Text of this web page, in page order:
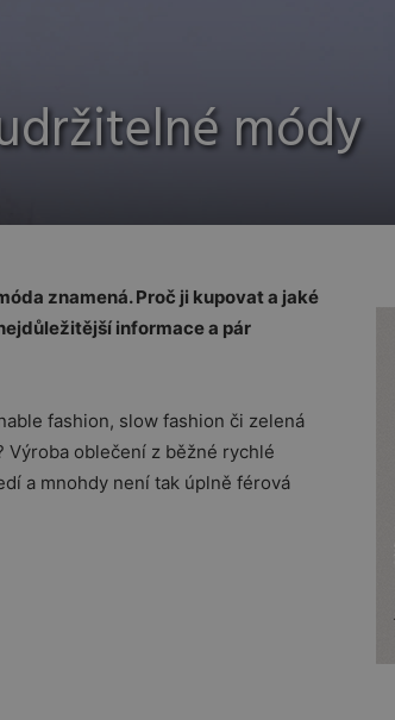
módy
znamená. Proč ji kupovat a jaké
informace a pár
fashion, slow fashion či zelená
Výroba oblečení z běžné rychlé
a mnohdy není tak úplně férová